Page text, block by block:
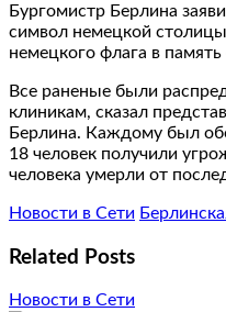
Бургомистр Берлина
символ немецкой
немецкого флага в
Все раненые были
клиникам, сказал
Берлина. Каждому был
18 человек получили
человека умерли от
Новости в Сети
Related Posts
Новости в Сети